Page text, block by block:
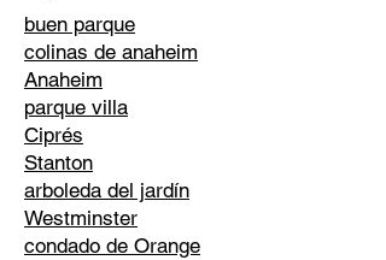
buen parque
colinas de anaheim
Anaheim
parque villa
Ciprés
Stanton
arboleda del jardín
Westminster
condado de Orange